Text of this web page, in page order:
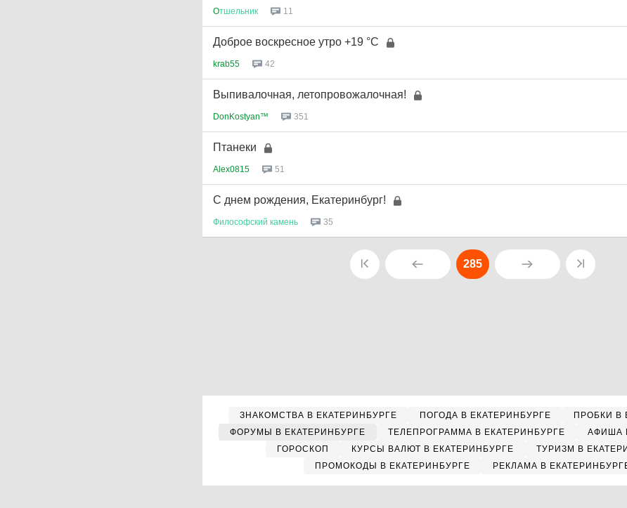
Oтшельник 11
Доброе воскресное утро +19 °C
krab55 42
Выпивалочная, летопровожалочная!
DonKostyan™ 351
Птанеки
Alex0815 51
С днем рождения, Екатеринбург!
Философский камень 35
285
ЗНАКОМСТВА В ЕКАТЕРИНБУРГЕ ПОГОДА В ЕКАТЕРИНБУРГЕ
ПРОБКИ В
ФОРУМЫ В ЕКАТЕРИНБУРГЕ
ТЕЛЕПРОГРАММА В ЕКАТЕРИНБУРГЕ
АФИША
ГОРОСКОП
КУРСЫ ВАЛЮТ В ЕКАТЕРИНБУРГЕ
ТУРИЗМ В
ПРОМОКОДЫ В ЕКАТЕРИНБУРГЕ
РЕКЛАМА В